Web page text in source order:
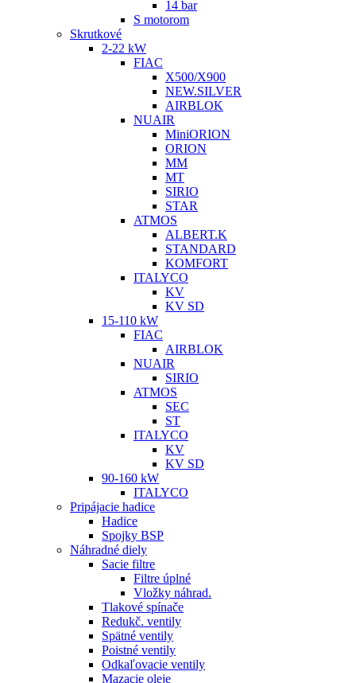
14 bar
S motorom
Skrutkové
2-22 kW
FIAC
X500/X900
NEW.SILVER
AIRBLOK
NUAIR
MiniORION
ORION
MM
MT
SIRIO
STAR
ATMOS
ALBERT.K
STANDARD
KOMFORT
ITALYCO
KV
KV SD
15-110 kW
FIAC
AIRBLOK
NUAIR
SIRIO
ATMOS
SEC
ST
ITALYCO
KV
KV SD
90-160 kW
ITALYCO
Pripájacie hadice
Hadice
Spojky BSP
Náhradné diely
Sacie filtre
Filtre úplné
Vložky náhrad.
Tlakové spínače
Redukč. ventily
Spätné ventily
Poistné ventily
Odkaľovacie ventily
Mazacie oleje